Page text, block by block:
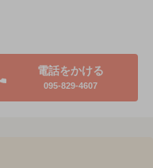
電話をかける
095-829-4607